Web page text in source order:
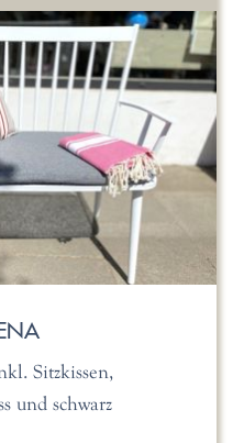
Sitzkissen,
und schwarz